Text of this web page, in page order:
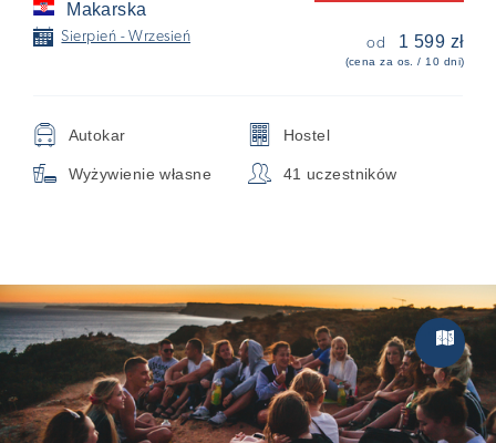
Makarska
📅 Sierpień - Wrzesień od 1 599 zł
(cena za os. / 10 dni)
🚍 Autokar 🏢 Hostel
 Wyżywienie własne 👥 41 uczestników
